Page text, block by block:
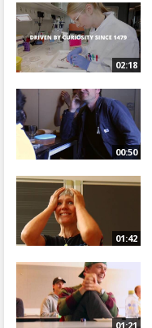
02:18
00:50
01:42
01:21